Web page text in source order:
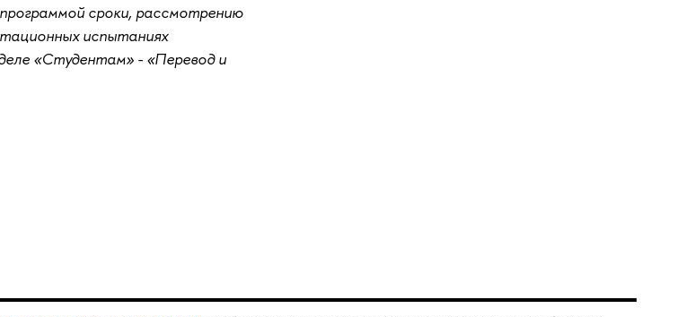
сроки, рассмотрению
испытаниях
«Студентам» - «Перевод и